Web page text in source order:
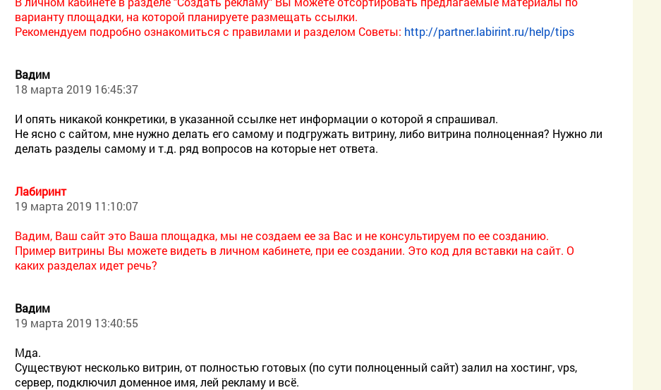
варианту площадки, на которой планируете размещать ссылки.
Рекомендуем подробно ознакомиться с правилами и разделом Советы: http://partner.labirint.ru/help/tips
Вадим
18 марта 2019 16:45:37
И опять никакой конкретики, в указанной ссылке нет информации о которой я спрашивал.
Не ясно с сайтом, мне нужно делать его самому и подгружать витрину, либо витрина полноценная? Нужно ли
делать разделы самому и т.д. ряд вопросов на которые нет ответа.
Лабиринт
19 марта 2019 11:10:07
Вадим, Ваш сайт это Ваша площадка, мы не создаем ее за Вас и не консультируем по ее созданию.
Пример витрины Вы можете видеть в личном кабинете, при ее создании. Это код для вставки на сайт. О
каких разделах идет речь?
Вадим
19 марта 2019 13:40:55
Мда.
Существуют несколько витрин, от полностью готовых (по сути полноценный сайт) залил на хостинг, vps,
сервер, подключил доменное имя, лей рекламу и всё.